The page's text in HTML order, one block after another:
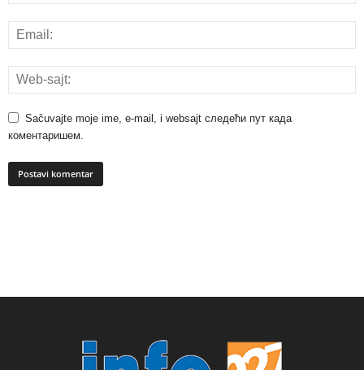
Sačuvajte moje ime, e-mail, i websajt следећи пут када
коментаришем.